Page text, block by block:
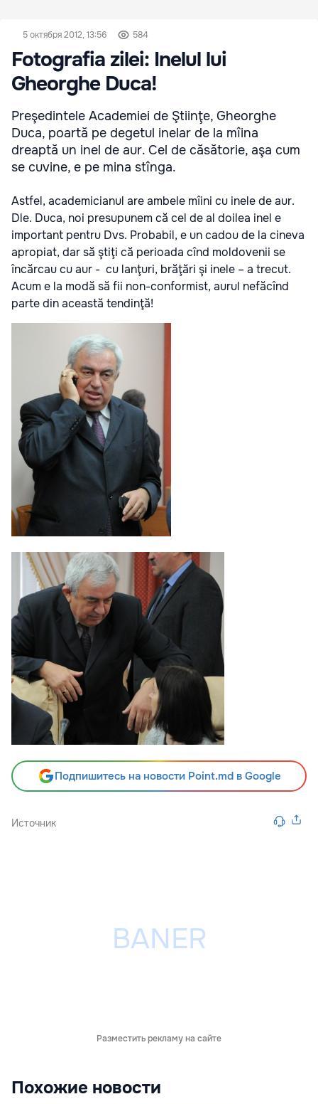
5 октября 2012, 13:56 584
Fotografia zilei: Inelul lui
Gheorghe Duca!
Preşedintele Academiei de Ştiinţe, Gheorghe
Duca, poartă pe degetul inelar de la mîina
dreaptă un inel de aur. Cel de căsătorie, aşa cum
se cuvine, e pe mina stînga.
Astfel, academicianul are ambele mîini cu inele de aur.
Dle. Duca, noi presupunem că cel de al doilea inel e
important pentru Dvs. Probabil, e un cadou de la cineva
apropiat, dar să ştiţi că perioada cînd moldovenii se
încărcau cu aur - cu lanţuri, brăţări şi inele – a trecut.
Acum e la modă să fii non-conformist, aurul nefăcînd
parte din această tendinţă!
Подпишитесь на новости Point.md в Google
Источник
Разместить рекламу на сайте
Похожие новости